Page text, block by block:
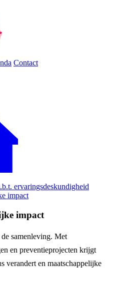
Contact
ervarings­deskundigheid
impact
impact
samenleving. Met
en preventieprojecten krijgt
verandert en maatschappelijke